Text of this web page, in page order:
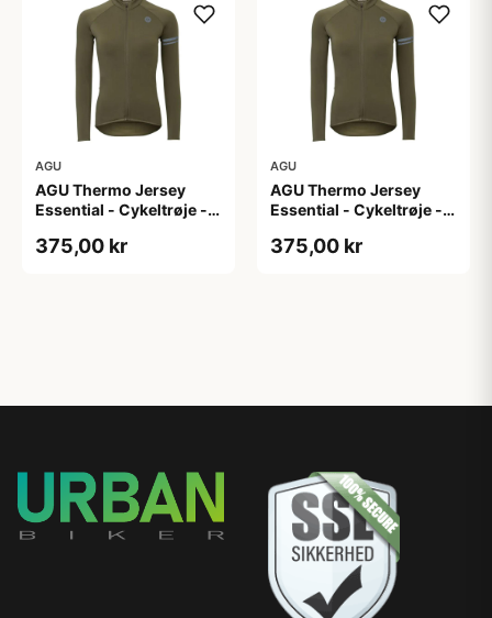
AGU
AGU Thermo Jersey
Essential - Cykeltrøje -
XL
375,00 kr
AGU
AGU Thermo Jersey
Essential - Cykeltrøje -
XXL
375,00 kr